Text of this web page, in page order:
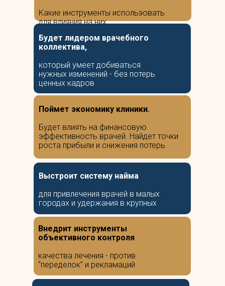
Какие инструменты использовать
для влияния на них
Будет лидером врачебного
коллектива,
который умеет добиваться
нужных изменений - без потерь
ценных кадров
Поймет экономику клиники.
Будет влиять на финансовую
эффективность врачей. Найдет точки
роста прибыли и снижения потерь
Выстроит систему найма
для привлечения врачей в малых
городах и удержания в крупных
Внедрит инструменты
объективного контроля
качества лечения - против
“переделок” и рекламаций